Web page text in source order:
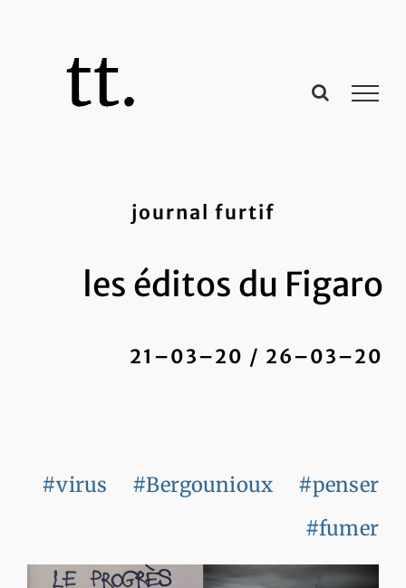
journal furtif
les éditos du Figaro
21–03–20 / 26–03–20
#virus #Bergounioux
#penser
#fumer